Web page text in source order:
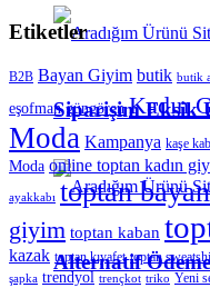
Siparişim Eksik
Alternatif
Etiketler
B2B Bayan Giyim butik butik
eşofman güngören Kadın
Moda Kampanya kaşe
Moda online toptan kadın
ayakkabı toptan
giyim toptan kaban
kazak toptan kıyafet toptan
şapka trendyol trençkot triko Yeni